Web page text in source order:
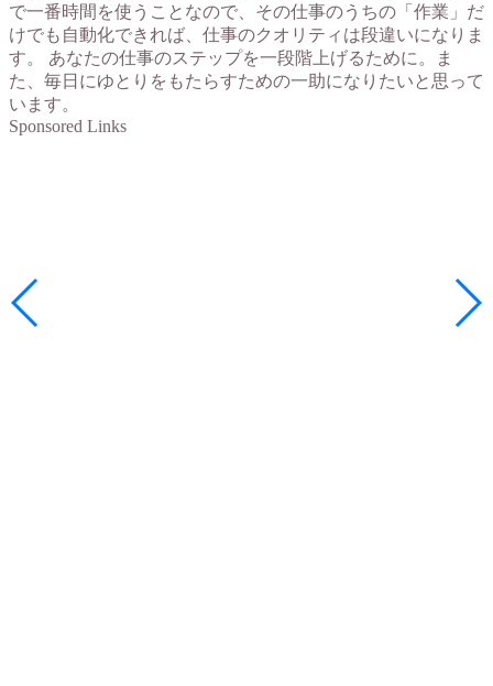
で一番時間を使うことなので、その仕事のうちの「作業」だ
けでも自動化できれば、仕事のクオリティは段違いになりま
す。 あなたの仕事のステップを一段階上げるために。ま
た、毎日にゆとりをもたらすための一助になりたいと思って
います。
Sponsored Links